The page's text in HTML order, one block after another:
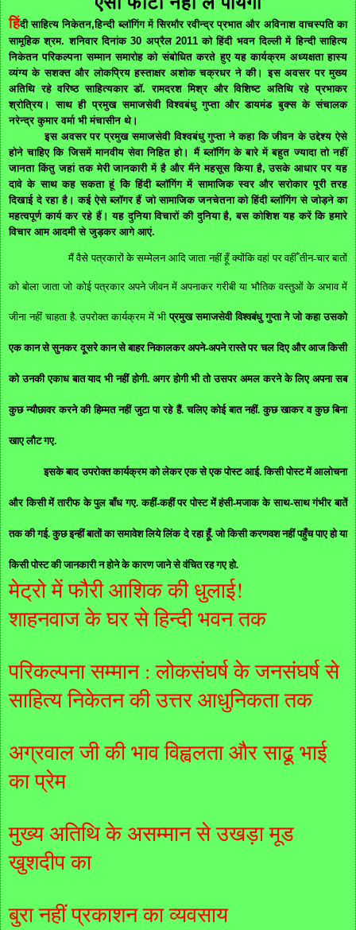
हिंदी साहित्‍य निकेतन,हिन्‍दी ब्‍लॉगिंग में सिरमौर रवीन्‍द्र प्रभात और अविनाश वाचस्‍पति का
सामूहिक श्रम. शनिवार दिनांक 30 अप्रैल 2011 को हिंदी भवन दिल्‍ली में हिन्‍दी साहित्‍य
निकेतन परिकल्‍पना सम्‍मान समारोह को संबोधित करते हुए यह कार्यक्रम अध्‍यक्षता हास्‍य
व्‍यंग्‍य के सशक्‍त और लोकप्रिय हस्‍ताक्षर अशोक चक्रधर ने की। इस अवसर पर मुख्‍य
अतिथि रहे वरिष्‍ठ साहित्‍यकार डॉ. रामदरश मिश्र और विशिष्‍ट अतिथि रहे प्रभाकर
श्रोत्रिय। साथ ही प्रमुख समाजसेवी विश्‍वबंधु गुप्‍ता और डायमंड बुक्‍स के संचालक
नरेन्‍द्र कुमार वर्मा भी मंचासीन थे।
इस अवसर पर प्रमुख समाजसेवी विश्‍वबंधु गुप्‍ता ने कहा कि जीवन के उद्देश्‍य ऐसे
होने चाहिए कि जिसमें मानवीय सेवा निहित हो। मैं ब्‍लॉगिंग के बारे में बहुत ज्‍यादा तो नहीं
जानता किंतु जहां तक मेरी जानकारी में है और मैंने महसूस किया है, उसके आधार पर यह
दावे के साथ कह सकता हूं कि हिंदी ब्‍लॉगिंग में सामाजिक स्‍वर और सरोकार पूरी तरह
दिखाई दे रहा है। कई ऐसे ब्‍लॉगर हैं जो सामाजिक जनचेतना को हिंदी ब्‍लॉगिंग से जोड़ने का
महत्‍वपूर्ण कार्य कर रहे हैं। यह दुनिया विचारों की दुनिया है, बस कोशिश यह करें कि हमारे
विचार आम आदमी से जुड़कर आगे आएं.
मैं वैसे पत्रकारों के सम्मेलन आदि जाता नहीं हूँ क्योंकि वहां पर वहीँ तीन-चार बातों
को बोला जाता जो कोई पत्रकार अपने जीवन में अपनाकर गरीबी या भौतिक वस्तुओं के अभाव में
जीना नहीं चाहता है. उपरोक्त कार्यक्रम में भीप्रमुख समाजसेवी विश्‍वबंधु गुप्‍ता ने जो कहा उसको
एक कान से सुनकर दूसरे कान से बाहर निकालकर अपने-अपने रास्ते पर चल दिए और आज किसी
को उनकी एकाध बात याद भी नहीं होगी. अगर होगी भी तो उसपर अमल करने के लिए अपना सब
कुछ न्यौछावर करने की हिम्मत नहीं जुटा पा रहे हैं. चलिए कोई बात नहीं. कुछ खाकर वकुछ बिना
खाएलौट गए.
इसके बाद उपरोक्त कार्यक्रम को लेकर एक से एक पोस्ट आई. किसी पोस्ट में आलोचना
और किसी में तारीफ के पुल बाँध गए. कहीं-कहीं पर पोस्ट में हंसी-मजाक के साथ-साथ गंभीर बातें
तक की गई. कुछ इन्हीं बातों का समावेश लिये लिंक दे रहा हूँ. जो किसी करणवश नहीं पहुँच पाए हो या
किसी पोस्ट की जानकारी न होने के कारण जाने से वंचित रह गए हो.
मेट्रो में फौरी आशिक की धुलाई!
शाहनवाज के घर से हिन्दी भवन तक
परिकल्पना सम्मान : लोकसंघर्ष के जनसंघर्ष से
साहित्य निकेतन की उत्तर आधुनिकता तक
अग्रवाल जी की भाव विह्वलता और साढू़ भाई
का प्रेम
मुख्य अतिथि के असम्मान से उखड़ा मूड
खुशदीप का
बुरा नहीं प्रकाशन का व्यवसाय